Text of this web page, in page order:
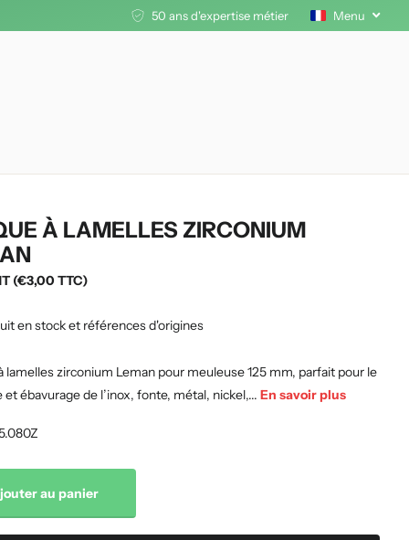
50 ans d'expertise métier Menu
À LAMELLES ZIRCONIUM
(€3,00 TTC)
en stock et références d'origines
lamelles zirconium Leman pour meuleuse 125 mm, parfait pour le
et ébavurage de l’inox, fonte, métal, nickel,... En savoir plus
au panier